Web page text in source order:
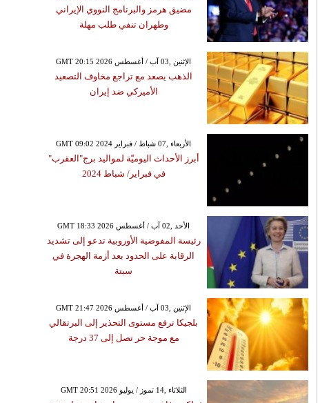
مضيق هرمز والبرنامج النووي الإيراني
وطهران تنفي طلب مهلة
GMT 20:15 2026 الإثنين ,03 آب / أغسطس
الذهب يصعد مع تراجع مخاوف التصعيد
الأميركي ضد إيران
GMT 09:02 2024 الأربعاء ,07 شباط / فبراير
أبرز الأحداث اليوميّة لمواليد برج"العقرب"
في فبراير/ شباط 2024
GMT 18:33 2026 الأحد ,02 آب / أغسطس
رئيسة المفوضية الأوروبية تدعو إلى تشديد
الرقابة على الحدود بعد أزمة الهجرة في
سبتة
GMT 21:47 2026 الإثنين ,03 آب / أغسطس
بلجيكا ترفع مستوى التحذير إلى البرتقالي
مع موجة حر تصل إلى 37 درجة
GMT 20:51 2026 الثلاثاء ,14 تموز / يوليو